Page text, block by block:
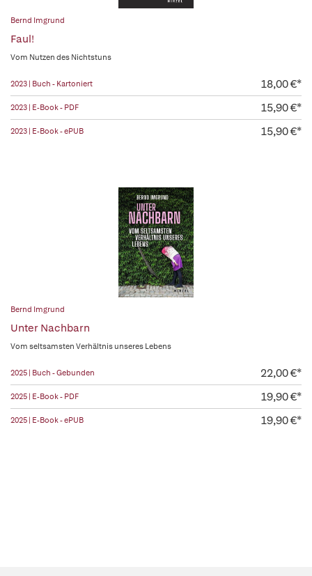
Bernd Imgrund
Faul!
Vom Nutzen des Nichtstuns
2023 | Buch - Kartoniert 18,00 €*
2023 | E-Book - PDF 15,90 €*
2023 | E-Book - ePUB 15,90 €*
Bernd Imgrund
Unter Nachbarn
Vom seltsamsten Verhältnis unseres Lebens
2025 | Buch - Gebunden 22,00 €*
2025 | E-Book - PDF 19,90 €*
2025 | E-Book - ePUB 19,90 €*